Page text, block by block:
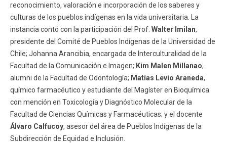
reconocimiento, valoración e incorporación de los saberes y
culturas de los pueblos indígenas en la vida universitaria. La
instancia contó con la participación del Prof. Walter Imilan,
presidente del Comité de Pueblos Indígenas de la Universidad de
Chile; Johanna Arancibia, encargada de Interculturalidad de la
Facultad de la Comunicación e Imagen; Kim Malen Millanao,
alumni de la Facultad de Odontología; Matías Levio Araneda,
químico farmacéutico y estudiante del Magíster en Bioquímica
con mención en Toxicología y Diagnóstico Molecular de la
Facultad de Ciencias Químicas y Farmacéuticas; y el docente
Álvaro Calfucoy, asesor del área de Pueblos Indígenas de la
Subdirección de Equidad e Inclusión.